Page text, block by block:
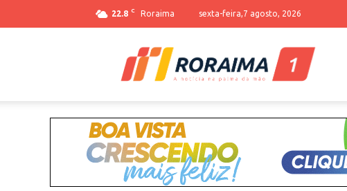
22.8 C Roraima sexta-feira,7 agosto, 2026